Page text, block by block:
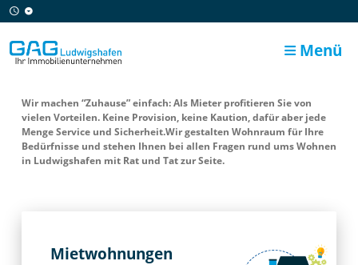
Menü
Wir machen “Zuhause” einfach: Als Mieter profitieren Sie von
vielen Vorteilen. Keine Provision, keine Kaution, dafür aber jede
Menge Service und Sicherheit.Wir gestalten Wohnraum für Ihre
Bedürfnisse und stehen Ihnen bei allen Fragen rund ums Wohnen
in Ludwigshafen mit Rat und Tat zur Seite.
Mietwohnungen